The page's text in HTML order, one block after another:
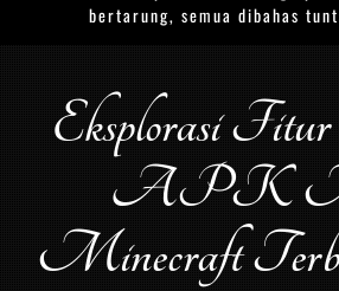
bertarung, semua dibahas
Eksplorasi
APK
Minecraft